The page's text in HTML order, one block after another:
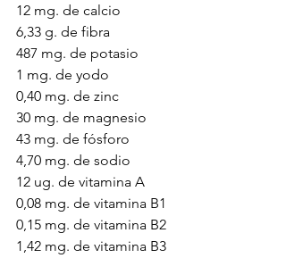
12 mg. de calcio
6,33 g. de fibra
487 mg. de potasio
1 mg. de yodo
0,40 mg. de zinc
30 mg. de magnesio
43 mg. de fósforo
4,70 mg. de sodio
12 ug. de vitamina A
0,08 mg. de vitamina B1
0,15 mg. de vitamina B2
1,42 mg. de vitamina B3